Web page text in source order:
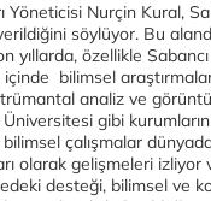
Yöneticisi Nurçin Kural,
söylüyor. Bu
yıllarda, özellikle
bilimsel
analiz ve
gibi kurumların
çalışmalar
olarak gelişmeleri izliyor
desteği, bilimsel ve